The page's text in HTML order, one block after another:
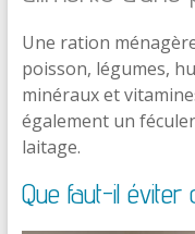
Une ration
poisson, légumes,
minéraux et
également un
laitage.
Que faut-il